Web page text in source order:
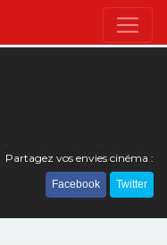
Partagez vos envies cinéma :
Facebook Twitter